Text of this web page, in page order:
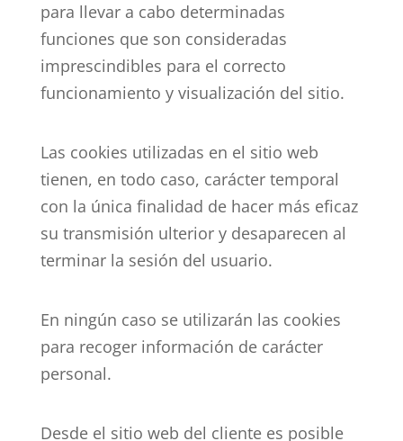
para llevar a cabo determinadas
funciones que son consideradas
imprescindibles para el correcto
funcionamiento y visualización del sitio.
Las cookies utilizadas en el sitio web
tienen, en todo caso, carácter temporal
con la única finalidad de hacer más eficaz
su transmisión ulterior y desaparecen al
terminar la sesión del usuario.
En ningún caso se utilizarán las cookies
para recoger información de carácter
personal.
Desde el sitio web del cliente es posible